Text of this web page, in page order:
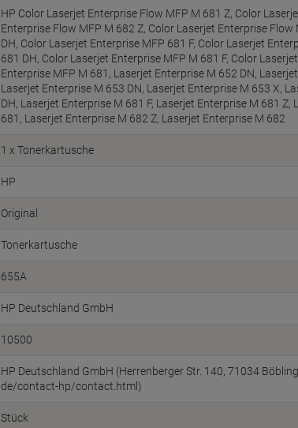
HP Color Laserjet Enterprise Flow MFP M 681 Z, Color
Enterprise Flow MFP M 682 Z, Color Laserjet Enterprise
DH, Color Laserjet Enterprise MFP 681 F, Color Laserjet
681 DH, Color Laserjet Enterprise MFP M 681 F, Color
Enterprise MFP M 681, Laserjet Enterprise M 652 DN,
Laserjet Enterprise M 653 DN, Laserjet Enterprise M 653 X,
DH, Laserjet Enterprise M 681 F, Laserjet Enterprise M 681
681, Laserjet Enterprise M 682 Z, Laserjet Enterprise M 682
1 x Tonerkartusche
HP
Original
Tonerkartusche
655A
HP Deutschland GmbH
10500
HP Deutschland GmbH (Herrenberger Str. 140, 71034
de/contact-hp/contact.html)
Stück